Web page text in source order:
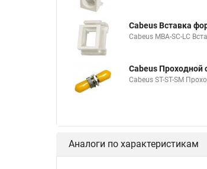
Cabeus Вставка
Cabeus MBA-SC-LC
Cabeus Проходной
Cabeus ST-ST-SM
Аналоги по характеристикам